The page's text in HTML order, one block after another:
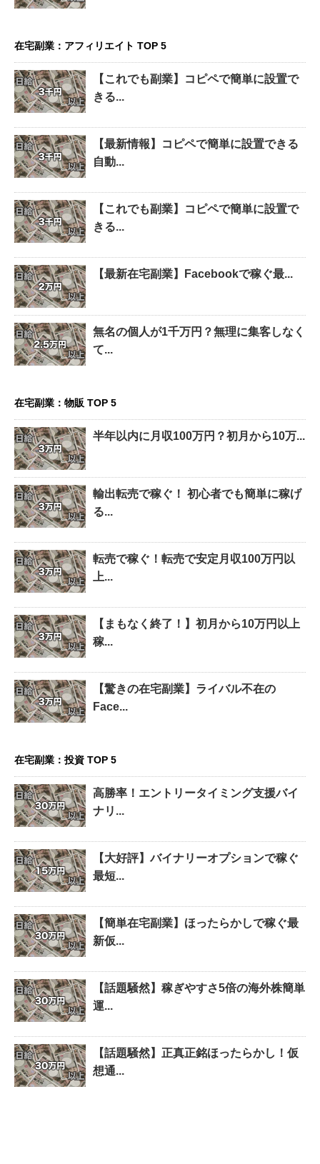
在宅副業：アフィリエイト TOP 5
【これでも副業】コピペで簡単に設置で
きる...
【最新情報】コピペで簡単に設置できる
自動...
【これでも副業】コピペで簡単に設置で
きる...
【最新在宅副業】Facebookで稼ぐ最...
無名の個人が1千万円？無理に集客しなく
て...
在宅副業：物販 TOP 5
半年以内に月収100万円？初月から10万...
輸出転売で稼ぐ！ 初心者でも簡単に稼げ
る...
転売で稼ぐ！転売で安定月収100万円以
上...
【まもなく終了！】初月から10万円以上
稼...
【驚きの在宅副業】ライバル不在の
Face...
在宅副業：投資 TOP 5
高勝率！エントリータイミング支援バイ
ナリ...
【大好評】バイナリーオプションで稼ぐ
最短...
【簡単在宅副業】ほったらかしで稼ぐ最
新仮...
【話題騒然】稼ぎやすさ5倍の海外株簡単
運...
【話題騒然】正真正銘ほったらかし！仮
想通...